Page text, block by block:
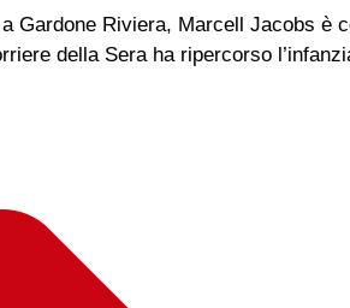
Gardone Riviera, Marcell Jacobs è
della Sera ha ripercorso